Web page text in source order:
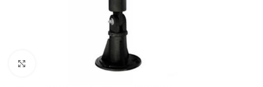
Clique para ampliar